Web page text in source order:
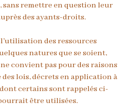
remettre en question leur
des ayants-droits.
des ressources
natures que se soient,
convient pas pour des raisons
des lois, décrets en application à
certains sont rappelés ci-
être utilisées.